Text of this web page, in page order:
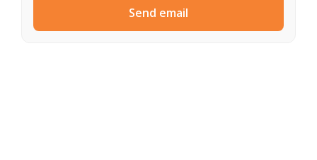
Send email